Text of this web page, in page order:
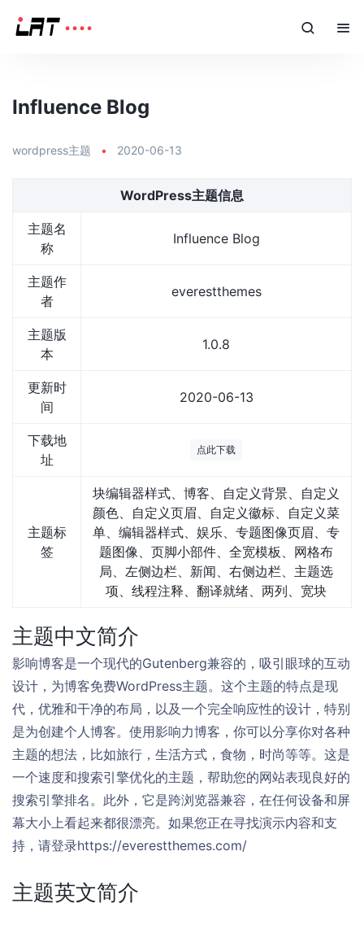
Influence Blog
wordpress主题 • 2020-06-13
WordPress主题信息
主题名
称
Influence Blog
主题作
者
everestthemes
主题版
本
1.0.8
更新时
间
2020-06-13
下载地
址
点此下载
主题标
签
块编辑器样式、博客、自定义背景、自定义
颜色、自定义页眉、自定义徽标、自定义菜
单、编辑器样式、娱乐、专题图像页眉、专
题图像、页脚小部件、全宽模板、网格布
局、左侧边栏、新闻、右侧边栏、主题选
项、线程注释、翻译就绪、两列、宽块
主题中文简介
影响博客是一个现代的Gutenberg兼容的，吸引眼球的互动
设计，为博客免费WordPress主题。这个主题的特点是现
代，优雅和干净的布局，以及一个完全响应性的设计，特别
是为创建个人博客。使用影响力博客，你可以分享你对各种
主题的想法，比如旅行，生活方式，食物，时尚等等。这是
一个速度和搜索引擎优化的主题，帮助您的网站表现良好的
搜索引擎排名。此外，它是跨浏览器兼容，在任何设备和屏
幕大小上看起来都很漂亮。如果您正在寻找演示内容和支
持，请登录https://everestthemes.com/
主题英文简介